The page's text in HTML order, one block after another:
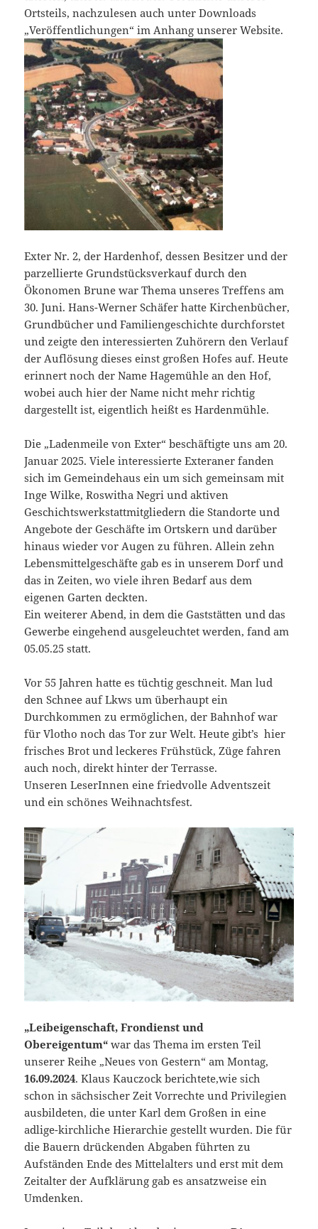
Ortsteils, nachzulesen auch unter Downloads
„Veröffentlichungen“ im Anhang unserer Website.
Exter Nr. 2, der Hardenhof, dessen Besitzer und der
parzellierte Grundstücksverkauf durch den
Ökonomen Brune war Thema unseres Treffens am
30. Juni. Hans-Werner Schäfer hatte Kirchenbücher,
Grundbücher und Familiengeschichte durchforstet
und zeigte den interessierten Zuhörern den Verlauf
der Auflösung dieses einst großen Hofes auf. Heute
erinnert noch der Name Hagemühle an den Hof,
wobei auch hier der Name nicht mehr richtig
dargestellt ist, eigentlich heißt es Hardenmühle.
Die „Ladenmeile von Exter“ beschäftigte uns am 20.
Januar 2025. Viele interessierte Exteraner fanden
sich im Gemeindehaus ein um sich gemeinsam mit
Inge Wilke, Roswitha Negri und aktiven
Geschichtswerkstattmitgliedern die Standorte und
Angebote der Geschäfte im Ortskern und darüber
hinaus wieder vor Augen zu führen. Allein zehn
Lebensmittelgeschäfte gab es in unserem Dorf und
das in Zeiten, wo viele ihren Bedarf aus dem
eigenen Garten deckten.
Ein weiterer Abend, in dem die Gaststätten und das
Gewerbe eingehend ausgeleuchtet werden, fand am
05.05.25 statt.
Vor 55 Jahren hatte es tüchtig geschneit. Man lud
den Schnee auf Lkws um überhaupt ein
Durchkommen zu ermöglichen, der Bahnhof war
für Vlotho noch das Tor zur Welt. Heute gibt’s hier
frisches Brot und leckeres Frühstück, Züge fahren
auch noch, direkt hinter der Terrasse.
Unseren LeserInnen eine friedvolle Adventszeit
und ein schönes Weihnachtsfest.
„Leibeigenschaft, Frondienst und
Obereigentum“war das Thema im ersten Teil
unserer Reihe „Neues von Gestern“ am Montag,
16.09.2024. Klaus Kauczock berichtete,wie sich
schon in sächsischer Zeit Vorrechte und Privilegien
ausbildeten, die unter Karl dem Großen in eine
adlige-kirchliche Hierarchie gestellt wurden. Die für
die Bauern drückenden Abgaben führten zu
Aufständen Ende des Mittelalters und erst mit dem
Zeitalter der Aufklärung gab es ansatzweise ein
Umdenken.